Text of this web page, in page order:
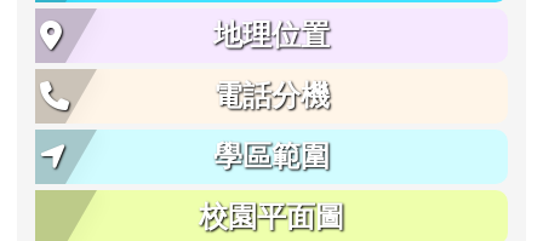
地理位置
電話分機
學區範圍
校園平面圖